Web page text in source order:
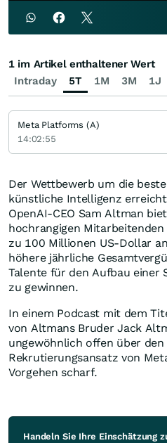
Der Wettbewerb um die
künstliche Intelligenz
OpenAI-CEO Sam Altman
hochrangigen
zu 100 Millionen US-Dollar
höhere jährliche
Talente für den Aufbau einer
zu gewinnen.
In einem Podcast mit dem
von Altmans Bruder Jack
ungewöhnlich offen über den
Rekrutierungsansatz von
Vorgehen scharf.
Handeln Sie Ihre Einschätzung
Intraday 5T 1M 3M 1J
1 im Artikel enthaltener Wert
Meta Platforms (A)
14:02:55